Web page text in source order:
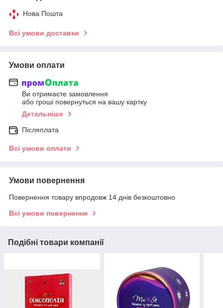
Нова Пошта
Всі умови доставки
Умови оплати
Ви отримаєте замовлення
або гроші повернуться на вашу картку
Детальніше
Післяплата
Всі умови оплати
Умови повернення
Повернення товару впродовж 14 днів безкоштовно
Всі умови повернення
Подібні товари компанії